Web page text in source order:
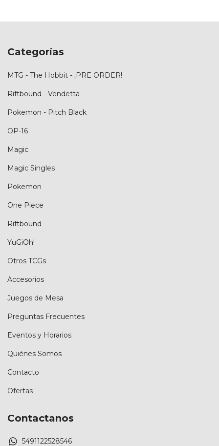
Categorías
MTG - The Hobbit - ¡PRE ORDER!
Riftbound - Vendetta
Pokemon - Pitch Black
OP-16
Magic
Magic Singles
Pokemon
One Piece
Riftbound
YuGiOh!
Otros TCGs
Accesorios
Juegos de Mesa
Preguntas Frecuentes
Eventos y Horarios
Quiénes Somos
Contacto
Ofertas
Contactanos
5491122528546